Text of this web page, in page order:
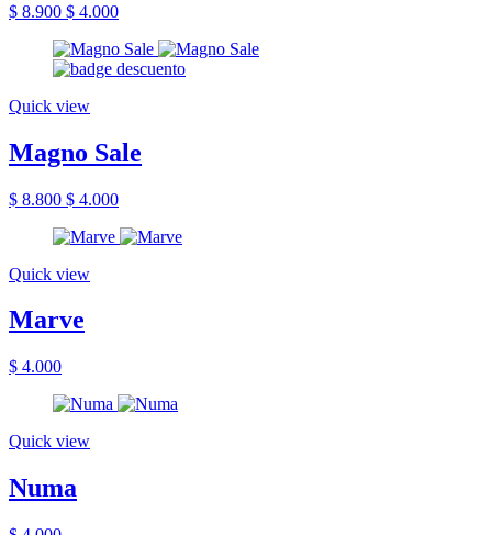
$ 8.900 $ 4.000
Quick view
Magno Sale
$ 8.800 $ 4.000
Quick view
Marve
$ 4.000
Quick view
Numa